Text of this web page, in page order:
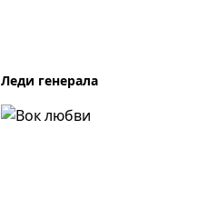
Леди генерала